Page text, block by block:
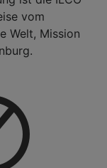
vom
Welt, Mission